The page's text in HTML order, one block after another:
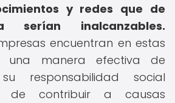
y redes que de
serían inalcanzables.
encuentran en estas
una manera efectiva de
responsabilidad social
de contribuir a causas